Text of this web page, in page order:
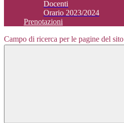
Docenti
Orario 2023/2024
Prenotazioni
Campo di ricerca per le pagine del sito